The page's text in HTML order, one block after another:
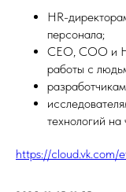
HR-
персонала;
CEO, COO и
работы с
технологий на
https://